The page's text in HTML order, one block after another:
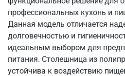
профессиональных кухонь и
Данная модель отличается
долговечностью и
идеальным выбором для
питания. Столешница из
устойчива к воздействию